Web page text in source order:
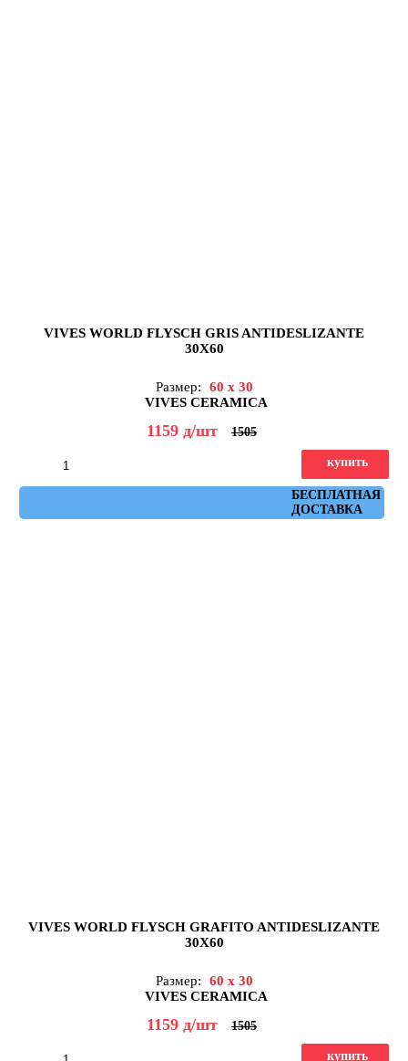
VIVES WORLD FLYSCH GRIS ANTIDESLIZANTE
30X60
Размер:
60 x 30
VIVES CERAMICA
1159 д/шт 1505
БЕСПЛАТНАЯ
ДОСТАВКА
купить
Артикул: flysch_gris_antideslizante_30x60
VIVES WORLD FLYSCH GRAFITO ANTIDESLIZANTE
30X60
Размер:
60 x 30
VIVES CERAMICA
1159 д/шт 1505
купить